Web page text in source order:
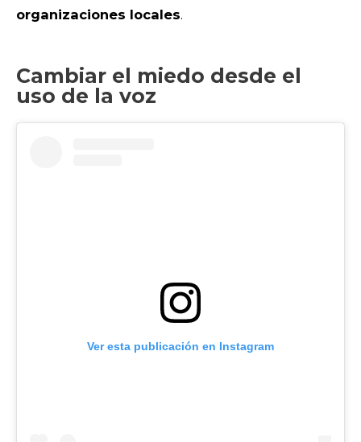
organizaciones locales.
Cambiar el miedo desde el
uso de la voz
Ver esta publicación en Instagram